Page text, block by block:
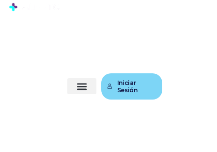
Iniciar
Sesión